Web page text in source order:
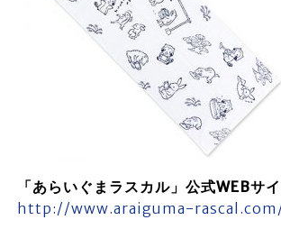
「あらいぐまラスカル」公式WEBサ
http://www.araiguma-